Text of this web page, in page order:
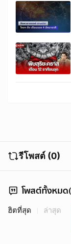
รีโพสต์ (0)
โพสต์ทั้งหมด
ฮิตที่สุด ล่าสุด